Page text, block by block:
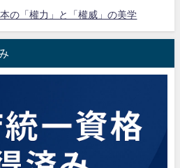
の「權力」と「權威」の美学